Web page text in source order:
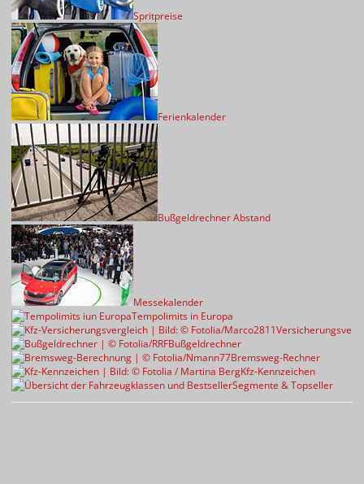
Spritpreise
Ferienkalender
Bußgeldrechner Abstand
Messekalender
Tempolimits in Europa
Bußgeldrechner
Bremsweg-Rechner
Kfz-Kennzeichen
Segmente & Topseller